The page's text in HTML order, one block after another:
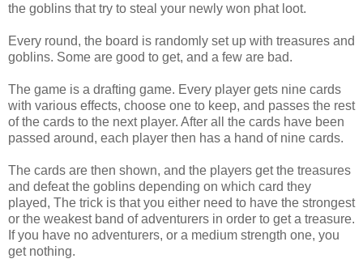
the goblins that try to steal your newly won phat loot.
Every round, the board is randomly set up with treasures and
goblins. Some are good to get, and a few are bad.
The game is a drafting game. Every player gets nine cards
with various effects, choose one to keep, and passes the rest
of the cards to the next player. After all the cards have been
passed around, each player then has a hand of nine cards.
The cards are then shown, and the players get the treasures
and defeat the goblins depending on which card they
played, The trick is that you either need to have the strongest
or the weakest band of adventurers in order to get a treasure.
If you have no adventurers, or a medium strength one, you
get nothing.